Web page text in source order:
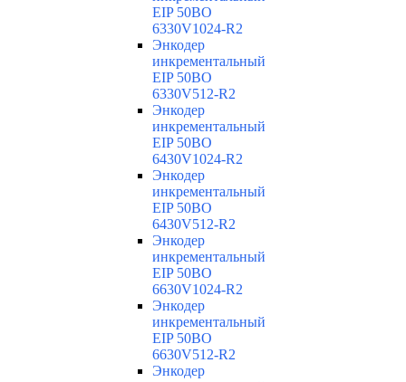
EIP 50BO
6330V1024-R2
Энкодер
инкрементальный
EIP 50BO
6330V512-R2
Энкодер
инкрементальный
EIP 50BO
6430V1024-R2
Энкодер
инкрементальный
EIP 50BO
6430V512-R2
Энкодер
инкрементальный
EIP 50BO
6630V1024-R2
Энкодер
инкрементальный
EIP 50BO
6630V512-R2
Энкодер